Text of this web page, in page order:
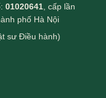
01020641 , cấp lần
phố Hà Nội
sư Điều hành)